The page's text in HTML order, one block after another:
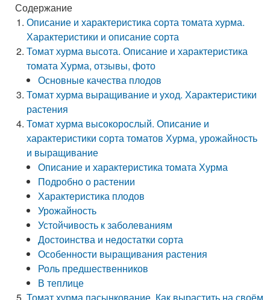
Содержание
Описание и характеристика сорта томата хурма.
Характеристики и описание сорта
Томат хурма высота. Описание и характеристика
томата Хурма, отзывы, фото
Основные качества плодов
Томат хурма выращивание и уход. Характеристики
растения
Томат хурма высокорослый. Описание и
характеристики сорта томатов Хурма, урожайность
и выращивание
Описание и характеристика томата Хурма
Подробно о растении
Характеристика плодов
Урожайность
Устойчивость к заболеваниям
Достоинства и недостатки сорта
Особенности выращивания растения
Роль предшественников
В теплице